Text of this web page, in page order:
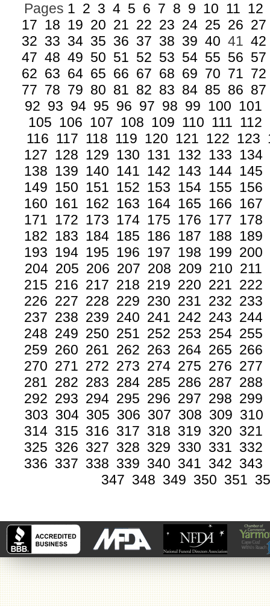
Pages 1 2 3 4 5 6 7 8 9 10 11 12
17 18 19 20 21 22 23 24 25 26 27
32 33 34 35 36 37 38 39 40 41 42
47 48 49 50 51 52 53 54 55 56 57
62 63 64 65 66 67 68 69 70 71 72
77 78 79 80 81 82 83 84 85 86 87
92 93 94 95 96 97 98 99 100 101
105 106 107 108 109 110 111 112
116 117 118 119 120 121 122 123
127 128 129 130 131 132 133 134
138 139 140 141 142 143 144 145
149 150 151 152 153 154 155 156
160 161 162 163 164 165 166 167
171 172 173 174 175 176 177 178
182 183 184 185 186 187 188 189
193 194 195 196 197 198 199 200
204 205 206 207 208 209 210 211
215 216 217 218 219 220 221 222
226 227 228 229 230 231 232 233
237 238 239 240 241 242 243 244
248 249 250 251 252 253 254 255
259 260 261 262 263 264 265 266
270 271 272 273 274 275 276 277
281 282 283 284 285 286 287 288
292 293 294 295 296 297 298 299
303 304 305 306 307 308 309 310
314 315 316 317 318 319 320 321
325 326 327 328 329 330 331 332
336 337 338 339 340 341 342 343
347 348 349 350 351